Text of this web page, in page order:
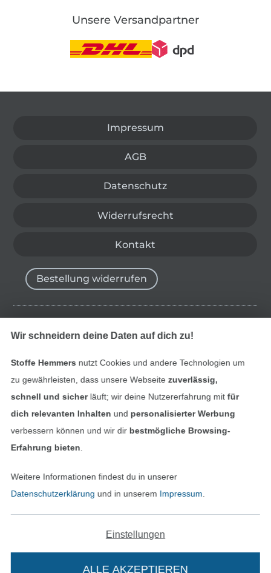
Unsere Versandpartner
Impressum
AGB
Datenschutz
Widerrufsrecht
Kontakt
Alle Preise inkl. der gesetzl. MwSt.
Die durchgestrichenen Preise entsprechen dem
bisherigen Preis bei Stoffe Hemmers.
Bestellung widerrufen
Finde mehr Inspiration
Deutsch
Nederlands
In den niederländischen
Français
In den
Wir schneidern deine Daten auf dich zu!
Stoffe Hemmers nutzt Cookies und andere Technologien um
zu gewährleisten, dass unsere Webseite zuverlässig,
schnell und sicherläuft; wir deine Nutzererfahrung mitfür
dich relevanten Inhalten und personalisierter Werbung
verbessern können und wir dir bestmögliche Browsing-
Erfahrung bieten
Weitere Informationen findest du in unserer
Datenschutzerklärung und in unserem Impressum
Einstellungen
ALLE AKZEPTIEREN